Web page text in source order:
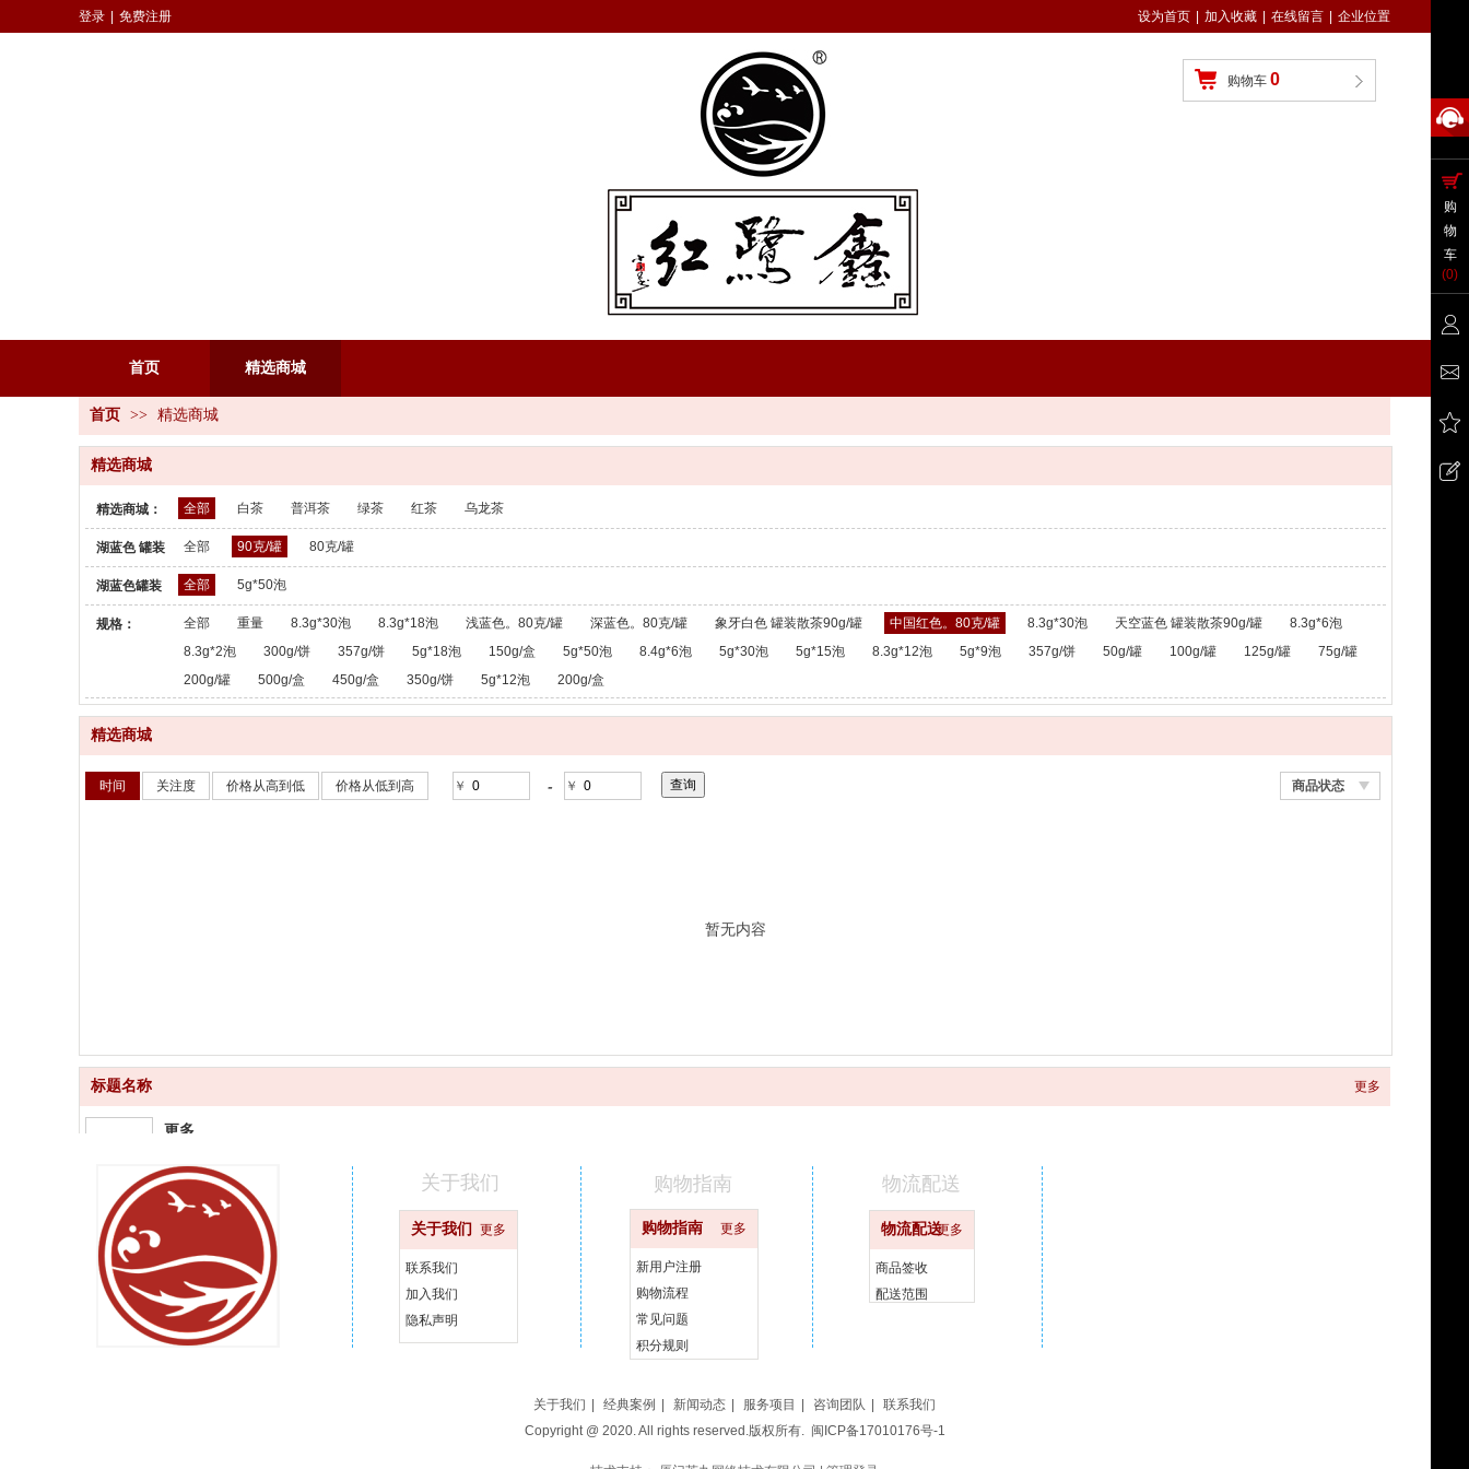
购物车 0
登录 免费注册 设为首页 加入收藏 在线留言 企业位置
首页 精选商城
首页 >> 精选商城
精选商城
精选商城： 全部 白茶 普洱茶 绿茶 红茶 乌龙茶
湖蓝色 罐装
散茶：
全部 90克/罐 80克/罐
湖蓝色罐装
散茶：
全部 5g*50泡
规格： 全部 重量 8.3g*30泡 8.3g*18泡 浅蓝色。80克/罐 深蓝色。80克/罐 象牙白色 罐装散茶90g/罐 中国红色。80克/罐 8.3g*30泡 天空蓝色 罐装散茶90g/罐
8.3g*6泡
8.3g*2泡
300g/饼 357g/饼 5g*18泡 150g/盒 5g*50泡 8.4g*6泡 5g*30泡 5g*15泡 8.3g*12泡 5g*9泡 357g/饼 50g/罐 100g/罐 125g/罐
75g/罐
200g/罐
500g/盒 450g/盒 350g/饼 5g*12泡 200g/盒
精选商城
商品状态
时间 关注度 价格从高到低 价格从低到高 ￥ - ￥
暂无内容
标题名称 更多
更多
更快
更好
汇聚品牌
关于我们 更多
联系我们
加入我们
隐私声明
购物指南 更多
新用户注册
购物流程
常见问题
积分规则
物流配送更多
商品签收
配送范围
关于我们 购物指南 物流配送
关于我们 经典案例 新闻动态 服务项目 咨询团队
联系我们
Copyright @ 2020. All rights reserved.版权所有. 闽ICP备17010176号-1
购
物
车
(0)